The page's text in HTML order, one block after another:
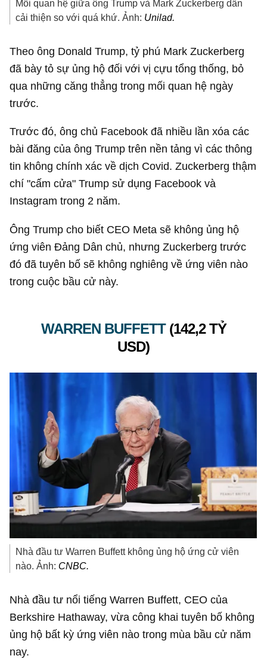
Mối quan hệ giữa ông Trump và Mark Zuckerberg dần
cải thiện so với quá khứ. Ảnh: Unilad.
Theo ông Donald Trump, tỷ phú Mark Zuckerberg
đã bày tỏ sự ủng hộ đối với vị cựu tổng thống, bỏ
qua những căng thẳng trong mối quan hệ ngày
trước.
Trước đó, ông chủ Facebook đã nhiều lần xóa các
bài đăng của ông Trump trên nền tảng vì các thông
tin không chính xác về dịch Covid. Zuckerberg thậm
chí "cấm cửa" Trump sử dụng Facebook và
Instagram trong 2 năm.
Ông Trump cho biết CEO Meta sẽ không ủng hộ
ứng viên Đảng Dân chủ, nhưng Zuckerberg trước
đó đã tuyên bố sẽ không nghiêng về ứng viên nào
trong cuộc bầu cử này.
WARREN BUFFETT(142,2 TỶ
USD)
Nhà đầu tư Warren Buffett không ủng hộ ứng cử viên
nào. Ảnh: CNBC.
Nhà đầu tư nổi tiếng Warren Buffett, CEO của
Berkshire Hathaway, vừa công khai tuyên bố không
ủng hộ bất kỳ ứng viên nào trong mùa bầu cử năm
nay.